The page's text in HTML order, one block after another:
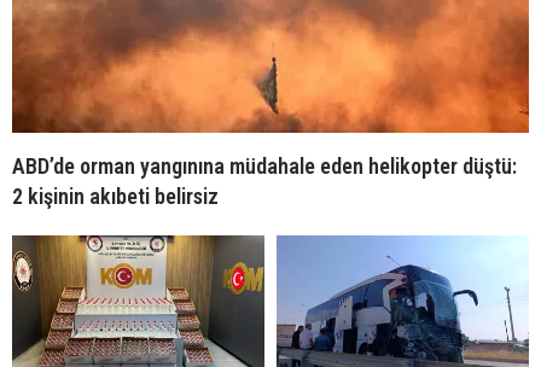
ABD’de orman yangınına müdahale eden helikopter düştü:
2 kişinin akıbeti belirsiz